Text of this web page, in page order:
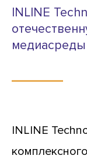
INLINE
медиасреды
INLINE